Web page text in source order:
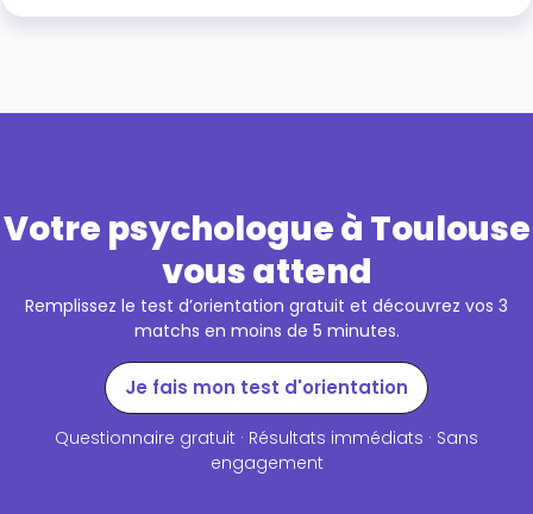
Votre psychologue à Toulouse
vous attend
Remplissez le test d’orientation gratuit et découvrez vos 3
matchs en moins de 5 minutes.
Je fais mon test d'orientation
Questionnaire gratuit · Résultats immédiats · Sans
engagement